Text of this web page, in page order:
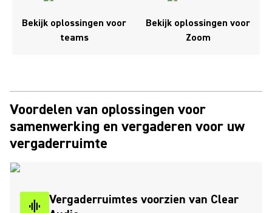
Bekijk oplossingen voor
teams
Bekijk oplossingen voor
Zoom
Voordelen van oplossingen voor
samenwerking en vergaderen voor uw
vergaderruimte
graphic_eq Vergaderruimtes voorzien van Clear